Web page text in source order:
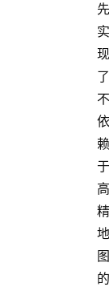
先
实
现
了
不
依
赖
于
高
精
地
图
的